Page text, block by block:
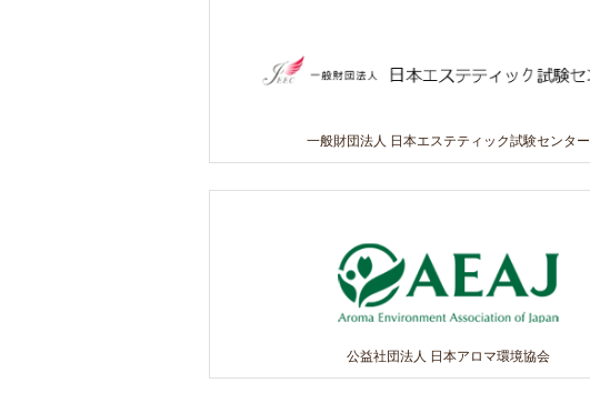
一般財団法人 日本エステティック試験センター
公益社団法人 日本アロマ環境協会